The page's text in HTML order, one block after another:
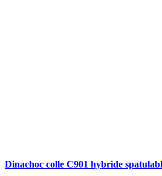
Dinachoc colle C901 hybride